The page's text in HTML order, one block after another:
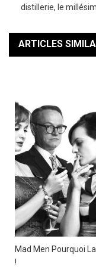
distillerie, le
ARTICLES
Mad Men Pourquoi
!